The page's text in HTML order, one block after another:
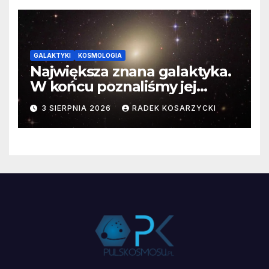
GALAKTYKI KOSMOLOGIA
Największa znana galaktyka.
W końcu poznaliśmy jej
faktyczne wymiary
3 SIERPNIA 2026 RADEK KOSARZYCKI